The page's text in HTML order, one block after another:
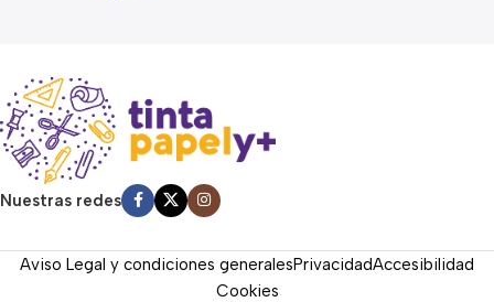
Nuestras redes
Aviso Legal y condiciones generalesPrivacidadAccesibilidad
Cookies